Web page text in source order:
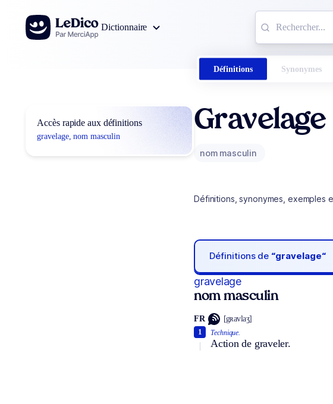
Aller au contenu
Dictionnaire
Définitions Synonymes
Accès rapide aux définitions
gravelage, nom masculin
Gravelage
nom masculin
Définitions, synonymes, exemples
Définitions de “gravelage“
gravelage
nom masculin
FR [gʀavlaʒ]
Technique.
Action de graveler.
1